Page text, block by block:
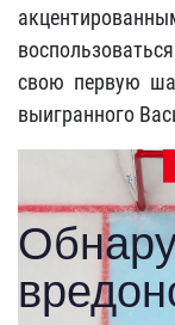
свою первую
выигранного